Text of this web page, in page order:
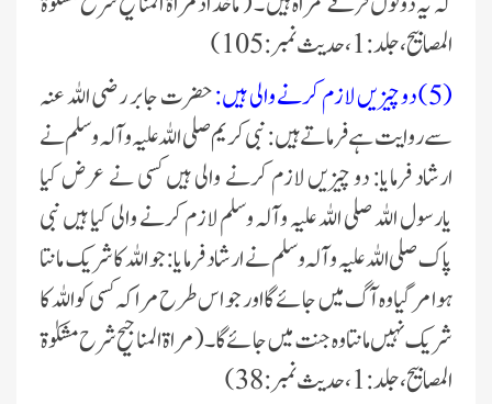
المصابیح ،جلد :1،حدیث نمبر :105)
(5) دو چیزیں لازم کرنے والی ہیں:
حضرت جابر رضی اللہ عنہ
سے روایت ہے فرماتے ہیں: نبی کریم صلی اللہ علیہ وآلہ وسلم نے
ارشاد فرمایا: دو چیزیں لازم کرنے والی ہیں کسی نے عرض کیا
یارسول اللہ صلی اللہ علیہ وآلہ وسلم لازم کرنے والی کیا ہیں نبی
پاک صلی اللہ علیہ وآلہ وسلم نے ارشاد فرمایا: جو اللہ کا شریک مانتا
ہوا مرگیا وہ آگ میں جائے گا اور جو اس طرح مرا کہ کسی کو اللہ کا
شریک نہیں مانتا وہ جنت میں جائے گا ۔( مراۃ المناجیح شرح مشکوٰۃ
المصابیح ،جلد :1،حدیث نمبر :38)